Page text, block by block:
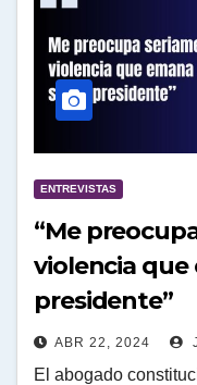
ENTREVISTAS
“Me
violencia que
presidente”
ABR 22, 2024
El abogado